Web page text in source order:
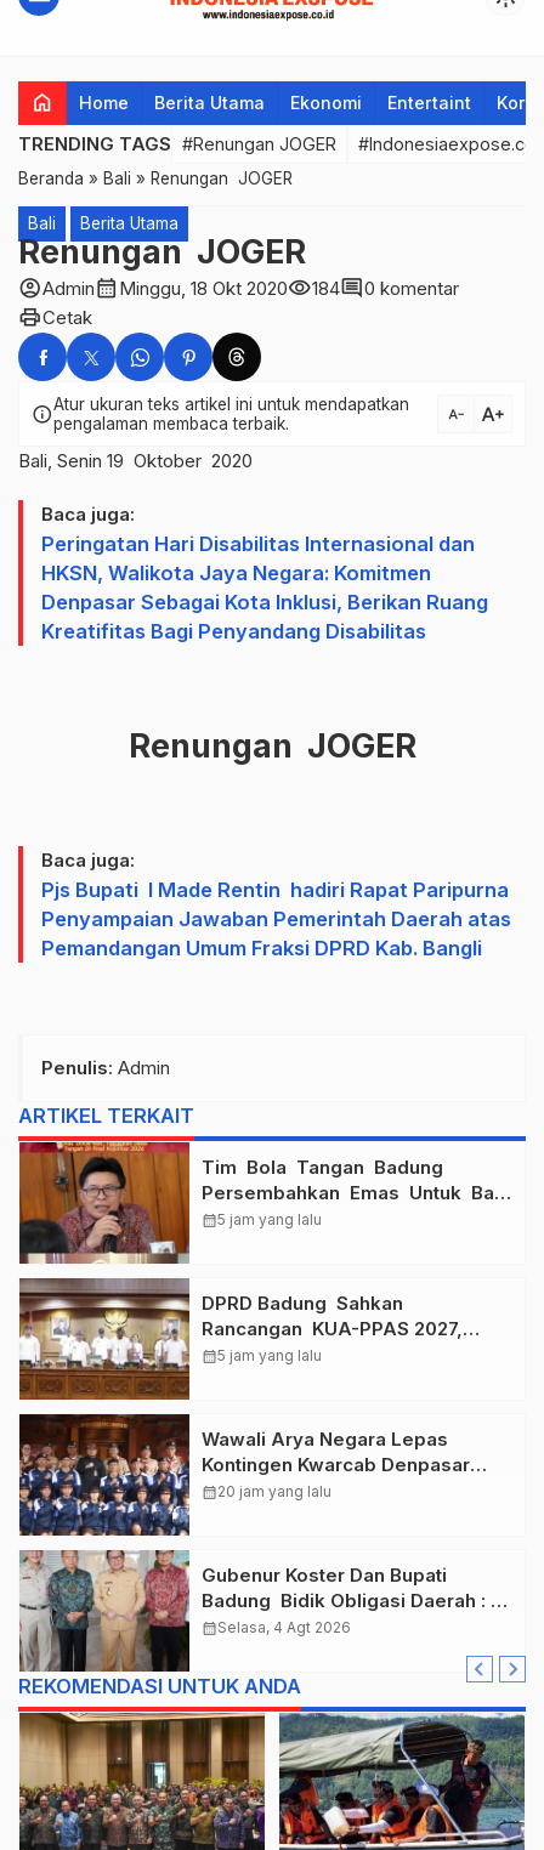
home Home Berita Utama Ekonomi Entertaint
TRENDING TAGS #Renungan JOGER
Beranda » Bali » Renungan JOGER
Bali Berita Utama
Renungan JOGER
account_circleAdmincalendar_month Minggu, 18 Okt 2020visibility184comment0 komentar
printCetak
infoAtur ukuran teks artikel ini untuk mendapatkan
pengalaman membaca terbaik.
text_decrease text_increase
Bali, Senin 19 Oktober 2020
Baca juga:
Peringatan Hari Disabilitas Internasional dan
HKSN, Walikota Jaya Negara: Komitmen
Denpasar Sebagai Kota Inklusi, Berikan Ruang
Kreatifitas Bagi Penyandang Disabilitas
Renungan JOGER
Baca juga:
Pjs Bupati I Made Rentin hadiri Rapat Paripurna
Penyampaian Jawaban Pemerintah Daerah atas
Pemandangan Umum Fraksi DPRD Kab. Bangli
Penulis: Admin
ARTIKEL TERKAIT
Tim Bola Tangan Badung
Persembahkan Emas Untuk Bali
, Taklukkan Jawa Tengah Di
calendar_month5 jam yang lalu
DPRD Badung Sahkan
Rancangan KUA-PPAS 2027,
Anggaran Tembus Lebih Dari
calendar_month5 jam yang lalu
Wawali Arya Negara Lepas
Kontingen Kwarcab Denpasar
Menuju Jambore Nasional XII
calendar_month20 jam yang lalu
Gubenur Koster Dan Bupati
Badung Bidik Obligasi Daerah :
Gaspol Bangun Infrastruktur
calendar_monthSelasa, 4 Agt 2026
REKOMENDASI UNTUK ANDA